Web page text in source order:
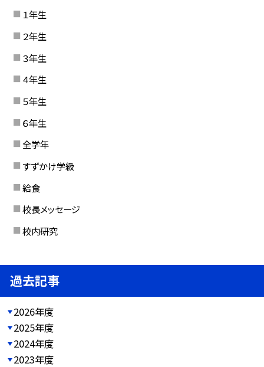
１年生
２年生
３年生
４年生
５年生
６年生
全学年
すずかけ学級
給食
校長メッセージ
校内研究
過去記事
2026年度
2025年度
2024年度
2023年度